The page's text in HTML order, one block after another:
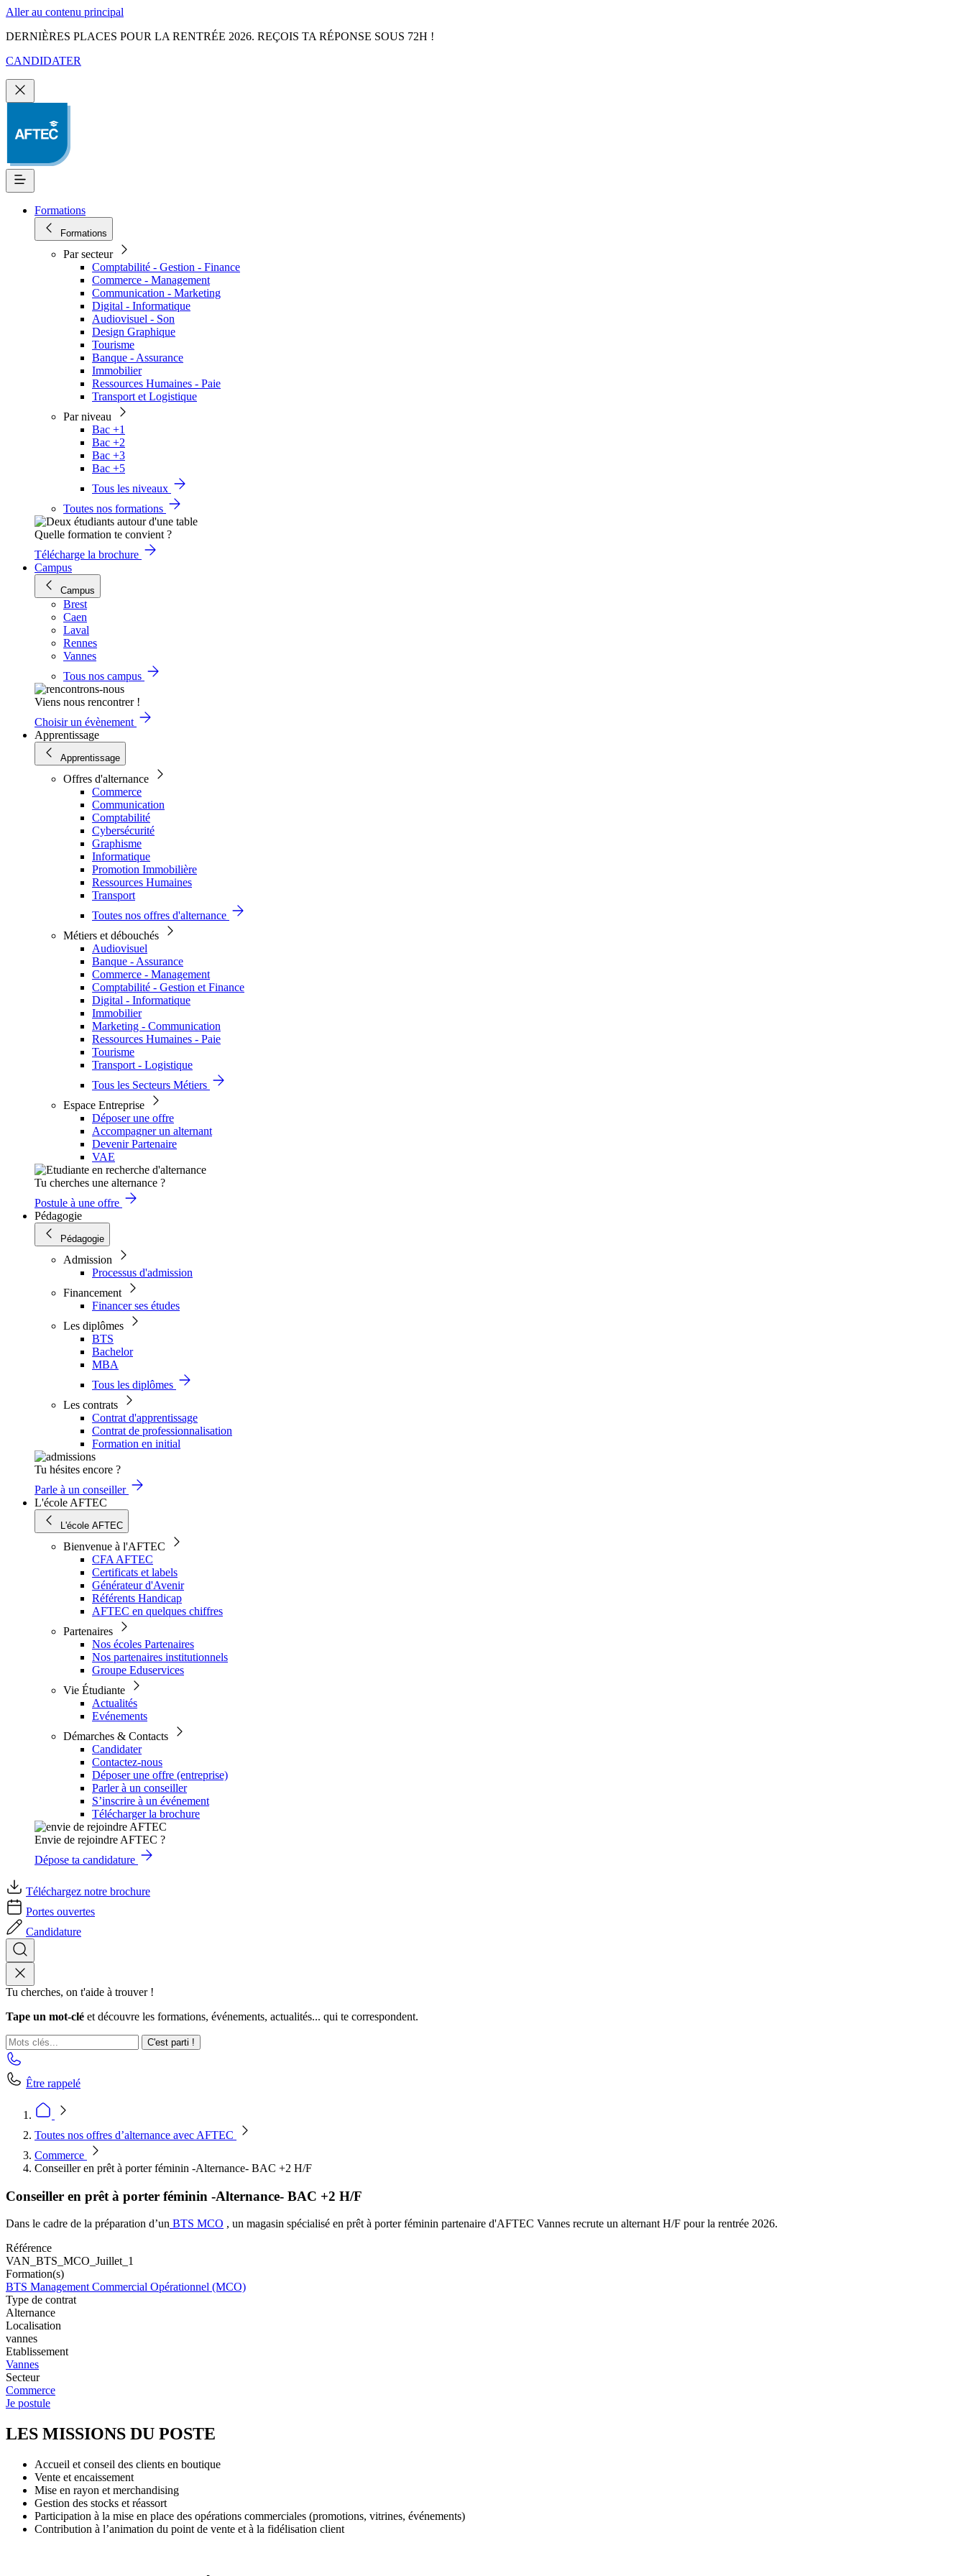
Aller au contenu principal
DERNIÈRES PLACES POUR LA RENTRÉE 2026. REÇOIS TA RÉPONSE SOUS 72H !
CANDIDATER
Formations
Formations
Par secteur
Comptabilité - Gestion - Finance
Commerce - Management
Communication - Marketing
Digital - Informatique
Audiovisuel - Son
Design Graphique
Tourisme
Banque - Assurance
Immobilier
Ressources Humaines - Paie
Transport et Logistique
Par niveau
Bac +1
Bac +2
Bac +3
Bac +5
Tous les niveaux
Toutes nos formations
Quelle formation te convient ?
Télécharge la brochure
Campus
Campus
Brest
Caen
Laval
Rennes
Vannes
Tous nos campus
Viens nous rencontrer !
Choisir un évènement
Apprentissage
Apprentissage
Offres d'alternance
Commerce
Communication
Comptabilité
Cybersécurité
Graphisme
Informatique
Promotion Immobilière
Ressources Humaines
Transport
Toutes nos offres d'alternance
Métiers et débouchés
Audiovisuel
Banque - Assurance
Commerce - Management
Comptabilité - Gestion et Finance
Digital - Informatique
Immobilier
Marketing - Communication
Ressources Humaines - Paie
Tourisme
Transport - Logistique
Tous les Secteurs Métiers
Espace Entreprise
Déposer une offre
Accompagner un alternant
Devenir Partenaire
VAE
Tu cherches une alternance ?
Postule à une offre
Pédagogie
Pédagogie
Admission
Processus d'admission
Financement
Financer ses études
Les diplômes
BTS
Bachelor
MBA
Tous les diplômes
Les contrats
Contrat d'apprentissage
Contrat de professionnalisation
Formation en initial
Tu hésites encore ?
Parle à un conseiller
L'école AFTEC
L'école AFTEC
Bienvenue à l'AFTEC
CFA AFTEC
Certificats et labels
Générateur d'Avenir
Référents Handicap
AFTEC en quelques chiffres
Partenaires
Nos écoles Partenaires
Nos partenaires institutionnels
Groupe Eduservices
Vie Étudiante
Actualités
Evénements
Démarches & Contacts
Candidater
Contactez-nous
Déposer une offre (entreprise)
Parler à un conseiller
S’inscrire à un événement
Télécharger la brochure
Envie de rejoindre AFTEC ?
Dépose ta candidature
Téléchargez notre brochure
Portes ouvertes
Candidature
Tu cherches, on t'aide à trouver !
Tape un mot-clé et découvre les formations, événements, actualités... qui te correspondent.
C'est parti !
Être rappelé
Toutes nos offres d’alternance avec AFTEC
Commerce
Conseiller en prêt à porter féminin -Alternance- BAC +2 H/F
Conseiller en prêt à porter féminin -Alternance- BAC +2 H/F
Dans le cadre de la préparation d’un BTS MCO , un magasin spécialisé en prêt à porter féminin partenaire d'AFTEC Vannes recrute un alternant H/F pour la rentrée 2026.
Référence
VAN_BTS_MCO_Juillet_1
Formation(s)
BTS Management Commercial Opérationnel (MCO)
Type de contrat
Alternance
Localisation
vannes
Etablissement
Vannes
Secteur
Commerce
Je postule
LES MISSIONS DU POSTE
Accueil et conseil des clients en boutique
Vente et encaissement
Mise en rayon et merchandising
Gestion des stocks et réassort
Participation à la mise en place des opérations commerciales (promotions, vitrines, événements)
Contribution à l’animation du point de vente et à la fidélisation client